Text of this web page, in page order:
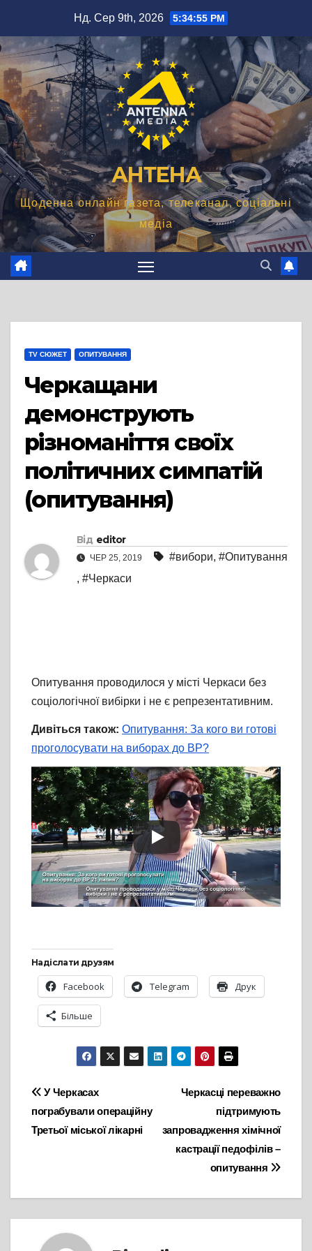
вмісту
Нд. Сер 9th, 2026 5:34:56 PM
АНТЕНА
Щоденна онлайн газета, телеканал, соціальні
медіа
TV СЮЖЕТ ОПИТУВАННЯ
Черкащани
демонструють
різноманіття своїх
політичних симпатій
(опитування)
Від editor
ЧЕР 25, 2019 #вибори, #Опитування
, #Черкаси
Опитування проводилося у місті Черкаси без
соціологічної вибірки і не є репрезентативним.
Дивіться також: Опитування: За кого ви готові
проголосувати на виборах до ВР?
Надіслати друзям
Facebook Telegram Друк
Більше
Навігація
записів
Черкасці переважно
підтримують
запровадження хімічної
кастрації педофілів –
опитування
У Черкасах
пограбували операційну
Третьої міської лікарні